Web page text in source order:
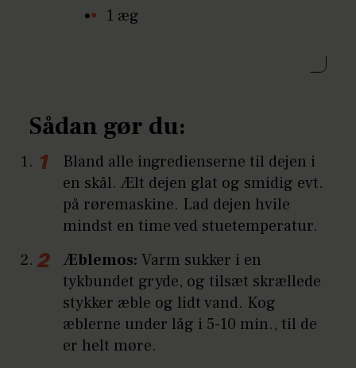
1 æg
Sådan gør du:
Bland alle ingredienserne til dejen i
en skål. Ælt dejen glat og smidig evt.
på røremaskine. Lad dejen hvile
mindst en time ved stuetemperatur.
Æblemos: Varm sukker i en
tykbundet gryde, og tilsæt skrællede
stykker æble og lidt vand. Kog
æblerne under låg i 5-10 min., til de
er helt møre.